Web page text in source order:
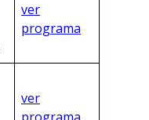
ver
programa
ver